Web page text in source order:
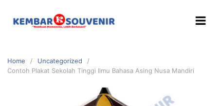
Home
Uncategorized
Contoh Plakat Sekolah Tinggi Ilmu Bahasa Asing Nusa Mandiri